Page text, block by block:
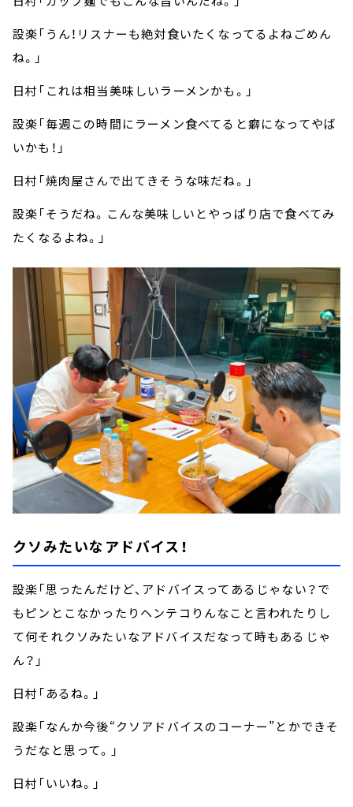
設楽「うん！リスナーも絶対食いたくなってるよねごめん
ね。」
日村「これは相当美味しいラーメンかも。」
設楽「毎週この時間にラーメン食べてると癖になってやば
いかも！」
日村「焼肉屋さんで出てきそうな味だね。」
設楽「そうだね。こんな美味しいとやっぱり店で食べてみ
たくなるよね。」
クソみたいなアドバイス！
設楽「思ったんだけど、アドバイスってあるじゃない？で
もピンとこなかったりヘンテコりんなこと言われたりし
て何それクソみたいなアドバイスだなって時もあるじゃ
ん？」
日村「あるね。」
設楽「なんか今後“クソアドバイスのコーナー”とかできそ
うだなと思って。」
日村「いいね。」